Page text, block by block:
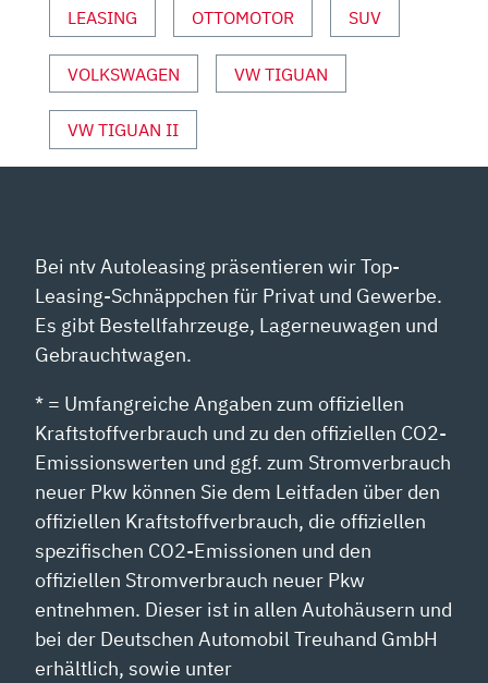
VON
YOUTUBE
ANZEIGEN
LEASING OTTOMOTOR SUV
VOLKSWAGEN VW TIGUAN
VW TIGUAN II
Bei ntv Autoleasing präsentieren wir Top-
Leasing-Schnäppchen für Privat und Gewerbe.
Es gibt Bestellfahrzeuge, Lagerneuwagen und
Gebrauchtwagen.
* = Umfangreiche Angaben zum offiziellen
Kraftstoffverbrauch und zu den offiziellen CO2-
Emissionswerten und ggf. zum Stromverbrauch
neuer Pkw können Sie dem Leitfaden über den
offiziellen Kraftstoffverbrauch, die offiziellen
spezifischen CO2-Emissionen und den
offiziellen Stromverbrauch neuer Pkw
entnehmen. Dieser ist in allen Autohäusern und
bei der Deutschen Automobil Treuhand GmbH
erhältlich, sowie unter